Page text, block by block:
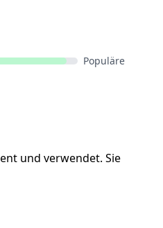
Populäre
und verwendet. Sie